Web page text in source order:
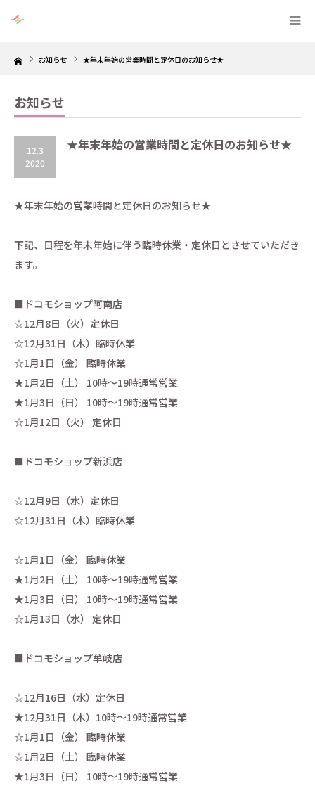
Home お知らせ ★年末年始の営業時間と定休日のお知らせ★
お知らせ
12.3
2020
★年末年始の営業時間と定休日のお知らせ★
★年末年始の営業時間と定休日のお知らせ★
下記、日程を年末年始に伴う臨時休業・定休日とさせていただき
ます。
■ドコモショップ阿南店
☆12月8日（火）定休日
☆12月31日（木）臨時休業
☆1月1日（金） 臨時休業
★1月2日（土） 10時～19時通常営業
★1月3日（日） 10時～19時通常営業
☆1月12日（火） 定休日
■ドコモショップ新浜店
☆12月9日（水）定休日
☆12月31日（木）臨時休業
☆1月1日（金） 臨時休業
★1月2日（土） 10時～19時通常営業
★1月3日（日） 10時～19時通常営業
☆1月13日（水） 定休日
■ドコモショップ牟岐店
☆12月16日（水）定休日
★12月31日（木）10時～19時通常営業
☆1月1日（金） 臨時休業
☆1月2日（土） 臨時休業
★1月3日（日） 10時～19時通常営業